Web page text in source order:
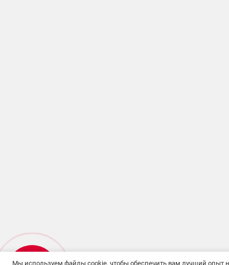
Мы используем файлы cookie, чтобы обеспечить вам лучший опыт